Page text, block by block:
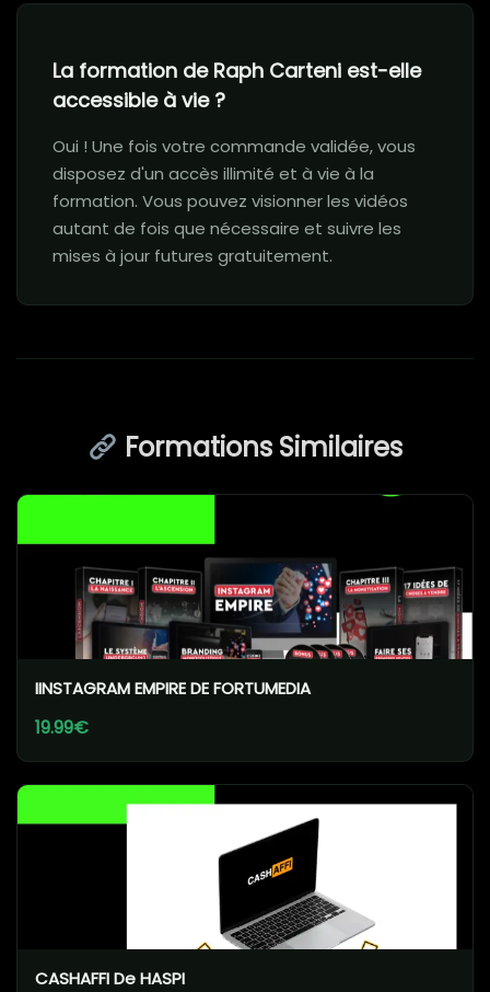
La formation de Raph Carteni est-elle
accessible à vie ?
Oui ! Une fois votre commande validée, vous
disposez d'un accès illimité et à vie à la
formation. Vous pouvez visionner les vidéos
autant de fois que nécessaire et suivre les
mises à jour futures gratuitement.
Formations Similaires
IINSTAGRAM EMPIRE DE FORTUMEDIA
19.99€
CASHAFFI De HASPI